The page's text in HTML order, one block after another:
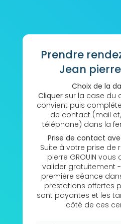
Prendre
Jean pierre
Choix de la
Cliquersur la case du
convient puis
de contact (mail
téléphone) dans la
Prise de contact
Suite à votre prise de
pierre GROUIN
valider gratuitement
première séance
prestations offertes
sont payantes et les
côté de ces